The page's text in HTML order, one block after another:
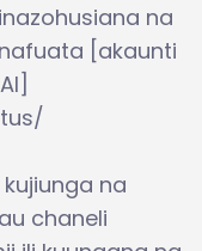
na
[akaunti
na
chaneli